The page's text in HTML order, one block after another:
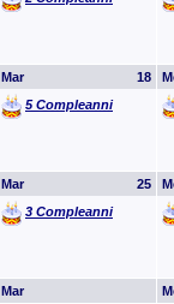
18
Mar
5 Compleanni
25
Mar
3 Compleanni
Mar